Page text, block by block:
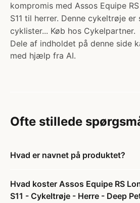
kompromis med Assos Equipe
S11 til herrer. Denne cykeltrøje
cyklister... Køb hos Cykelpartner.
Dele af indholdet på denne side
med hjælp fra AI.
Ofte stillede
Hvad er navnet på produktet?
Hvad koster Assos Equipe RS
S11 - Cykeltrøje - Herre - Deep